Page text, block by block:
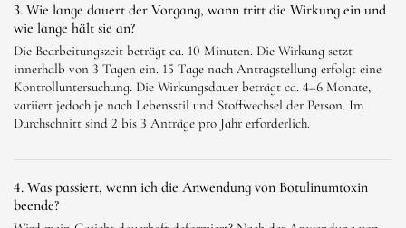
3. Wie lange dauert der Vorgang, wann tritt die Wirkung ein und
wie lange hält sie an?
Die Bearbeitungszeit beträgt ca. 10 Minuten. Die Wirkung setzt
innerhalb von 3 Tagen ein. 15 Tage nach Antragstellung erfolgt eine
Kontrolluntersuchung. Die Wirkungsdauer beträgt ca. 4–6 Monate,
variiert jedoch je nach Lebensstil und Stoffwechsel der Person. Im
Durchschnitt sind 2 bis 3 Anträge pro Jahr erforderlich.
4. Was passiert, wenn ich die Anwendung von Botulinumtoxin
beende?